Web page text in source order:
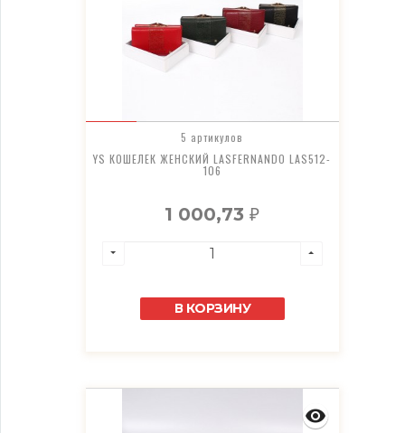
5 артикулов
YS КОШЕЛЕК ЖЕНСКИЙ LASFERNANDO LAS512-
106
1 000,73₽
В КОРЗИНУ